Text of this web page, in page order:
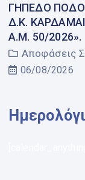
ΓΉΠΕΔΟ
Δ.Κ.
Α.Μ. 50/2026».
Αποφάσεις
06/08/2026